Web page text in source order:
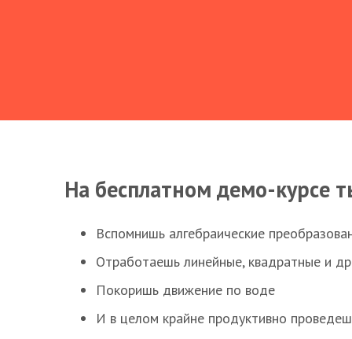
На бесплатном демо-курсе
Вспомнишь алгебраические
Отработаешь линейные, квадратные и
Покоришь движение по воде
И в целом крайне продуктивно